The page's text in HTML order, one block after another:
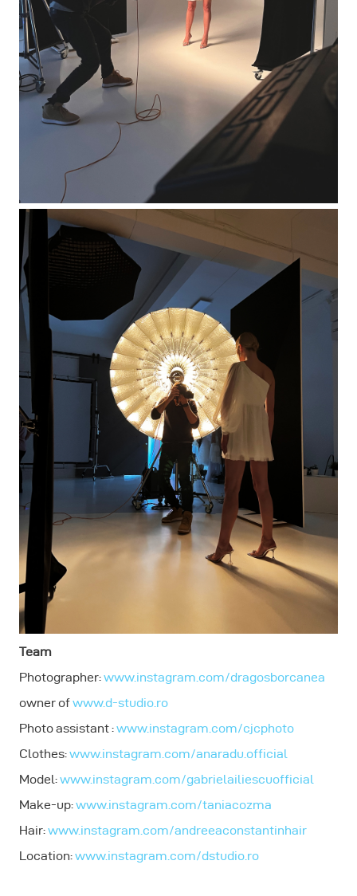
Team
Photographer:www.instagram.com/dragosborcanea
owner ofwww.d-studio.ro
Photo assistant :www.instagram.com/cjcphoto
Clothes:www.instagram.com/anaradu.official
Model:www.instagram.com/gabrielailiescuofficial
Make-up:www.instagram.com/taniacozma
Hair:www.instagram.com/andreeaconstantinhair
Location:www.instagram.com/dstudio.ro